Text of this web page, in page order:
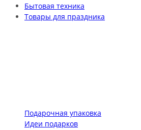
Бытовая техника
Товары для праздника
Подарочная упаковка
Идеи подарков